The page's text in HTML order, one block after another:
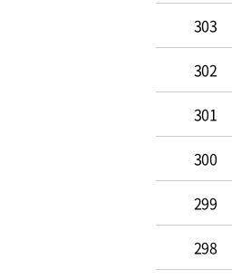
303
302
301
300
299
298